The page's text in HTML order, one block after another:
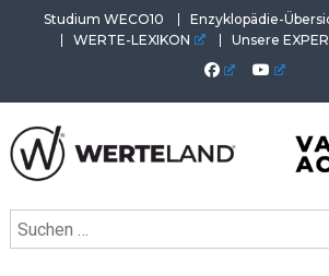
Studium WECO10 Enzyklopädie-
WERTE-LEXIKON
Unsere
Akademie. Wertvolles für